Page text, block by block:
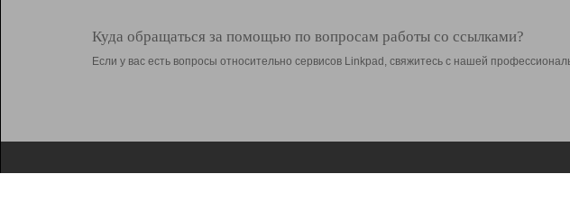
Куда обращаться за помощью по вопросам работы со ссылками?
Если у вас есть вопросы относительно сервисов Linkpad, свяжитесь с нашей